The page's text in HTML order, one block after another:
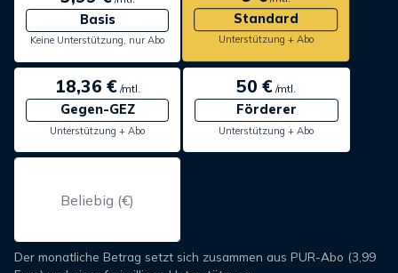
Basis
Keine Unterstützung, nur Abo
Standard
Unterstützung + Abo
18,36 €/mtl.
Gegen-GEZ
Unterstützung + Abo
50 € /mtl.
Förderer
Unterstützung + Abo
Der monatliche Betrag setzt sich zusammen aus PUR-Abo (3,99